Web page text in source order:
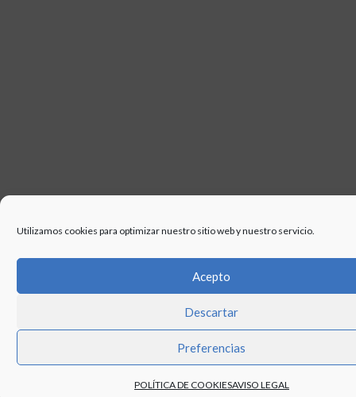
Utilizamos cookies para optimizar nuestro sitio web y nuestro servicio.
Acepto
Descartar
Preferencias
POLÍTICA DE COOKIESAVISO LEGAL